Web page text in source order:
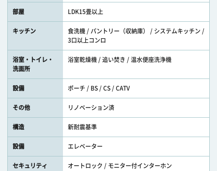
部屋 LDK15畳以上
キッチン
食洗機 / パントリー（収納庫） / システムキッチン /
3口以上コンロ
浴室・トイレ・
洗面所
浴室乾燥機 / 追い焚き / 温水便座洗浄機
設備 ポーチ / BS / CS / CATV
その他 リノベーション済
構造 新耐震基準
設備 エレベーター
セキュリティ オートロック / モニター付インターホン